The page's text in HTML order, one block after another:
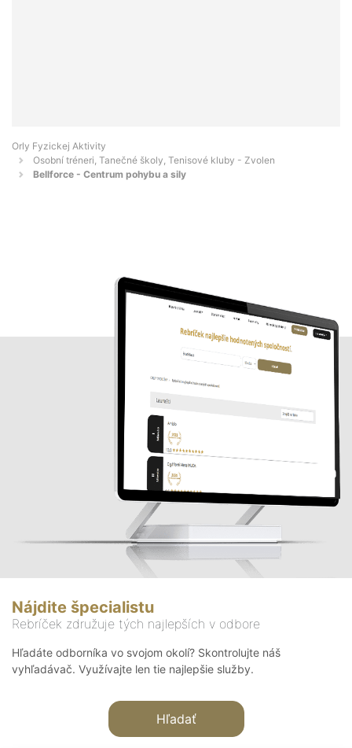
Orly Fyzickej Aktivity
Osobní tréneri, Tanečné školy, Tenisové kluby - Zvolen
Bellforce - Centrum pohybu a sily
Nájdite špecialistu
Rebríček združuje tých najlepších v odbore
Hľadáte odborníka vo svojom okolí? Skontrolujte náš
vyhľadávač. Využívajte len tie najlepšie služby.
Hľadať